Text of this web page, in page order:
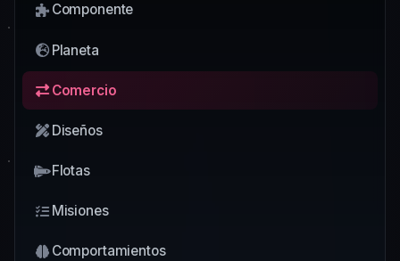
Componente
Planeta
Comercio
Diseños
Flotas
Misiones
Comportamientos